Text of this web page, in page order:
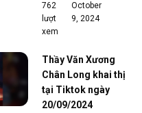
762
lượt
xem
October
9, 2024
Thầy Văn Xương
Chân Long khai thị
tại Tiktok ngày
20/09/2024